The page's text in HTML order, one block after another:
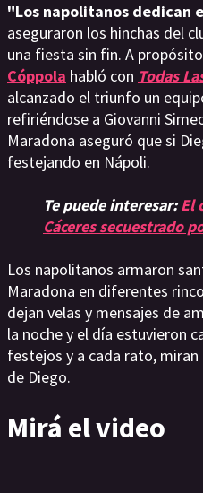
"Los napolitanos dedican
aseguraron los hinchas del
una fiesta sin fin. A
Cóppola habló con Todas
alcanzado el triunfo un
refiriéndose a Giovanni
Maradona aseguró que si
festejando en Nápoli.
Te puede interesar:El
Cáceres secuestrado
Los napolitanos armaron
Maradona en diferentes
dejan velas y mensajes de
la noche y el día estuvieron
festejos y a cada rato,
de Diego.
Mirá el video